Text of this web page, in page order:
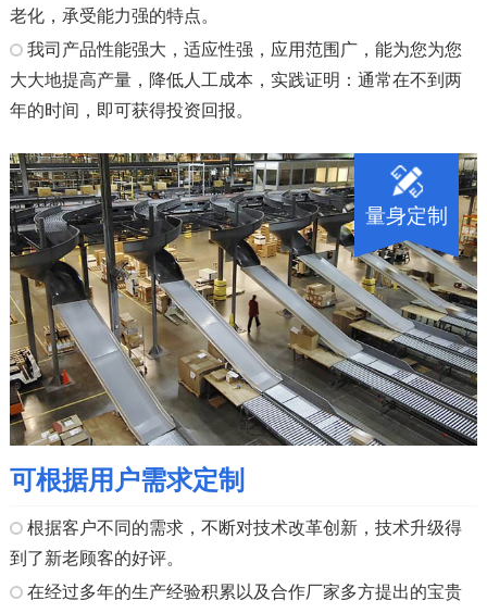
老化，承受能力强的特点。
我司产品性能强大，适应性强，应用范围广，能为您为您
大大地提高产量，降低人工成本，实践证明：通常在不到两
年的时间，即可获得投资回报。
量身定制
可根据用户需求定制
根据客户不同的需求，不断对技术改革创新，技术升级得
到了新老顾客的好评。
在经过多年的生产经验积累以及合作厂家多方提出的宝贵